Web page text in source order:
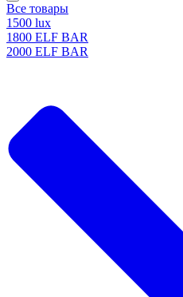
Все товары
1500 lux
1800 ELF BAR
2000 ELF BAR